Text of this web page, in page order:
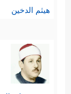
هيثم الدخين